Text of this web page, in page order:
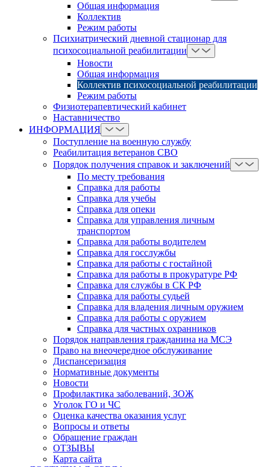
Общая информация
Коллектив
Режим работы
Психиатрический дневной стационар для
психосоциальной реабилитации
Новости
Общая информация
Коллектив психосоциальной реабилитации
Режим работы
Физиотерапевтический кабинет
Наставничество
ИНФОРМАЦИЯ
Поступление на военную службу
Реабилитация ветеранов СВО
Порядок получения справок и заключений
По месту требования
Справка для работы
Справка для учебы
Справка для опеки
Справка для управления личным
транспортом
Справка для работы водителем
Справка для госслужбы
Справка для работы с гостайной
Справка для работы в прокуратуре РФ
Справка для службы в СК РФ
Справка для работы судьей
Справка для владения личным оружием
Справка для работы с оружием
Справка для частных охранников
Порядок направления гражданина на МСЭ
Право на внеочередное обслуживание
Диспансеризация
Нормативные документы
Новости
Профилактика заболеваний, ЗОЖ
Уголок ГО и ЧС
Оценка качества оказания услуг
Вопросы и ответы
Обращение граждан
ОТЗЫВЫ
Карта сайта